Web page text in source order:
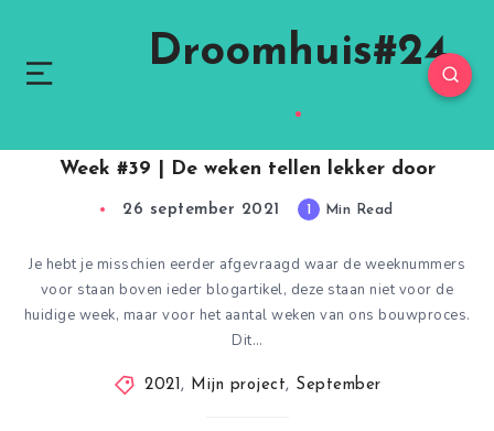
Droomhuis#24
Week #39 | De weken tellen lekker door
26 september 2021 1 Min Read
Je hebt je misschien eerder afgevraagd waar de weeknummers
voor staan boven ieder blogartikel, deze staan niet voor de
huidige week, maar voor het aantal weken van ons bouwproces.
Dit…
2021, Mijn project, September